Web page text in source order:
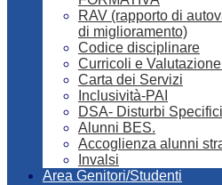
RAV (rapporto di
di miglioramento)
Codice disciplinare
Curricoli e
Carta dei Servizi
Inclusività-PAI
DSA- Disturbi
Alunni BES.
Accoglienza alunni
Invalsi
Area Genitori/Studenti